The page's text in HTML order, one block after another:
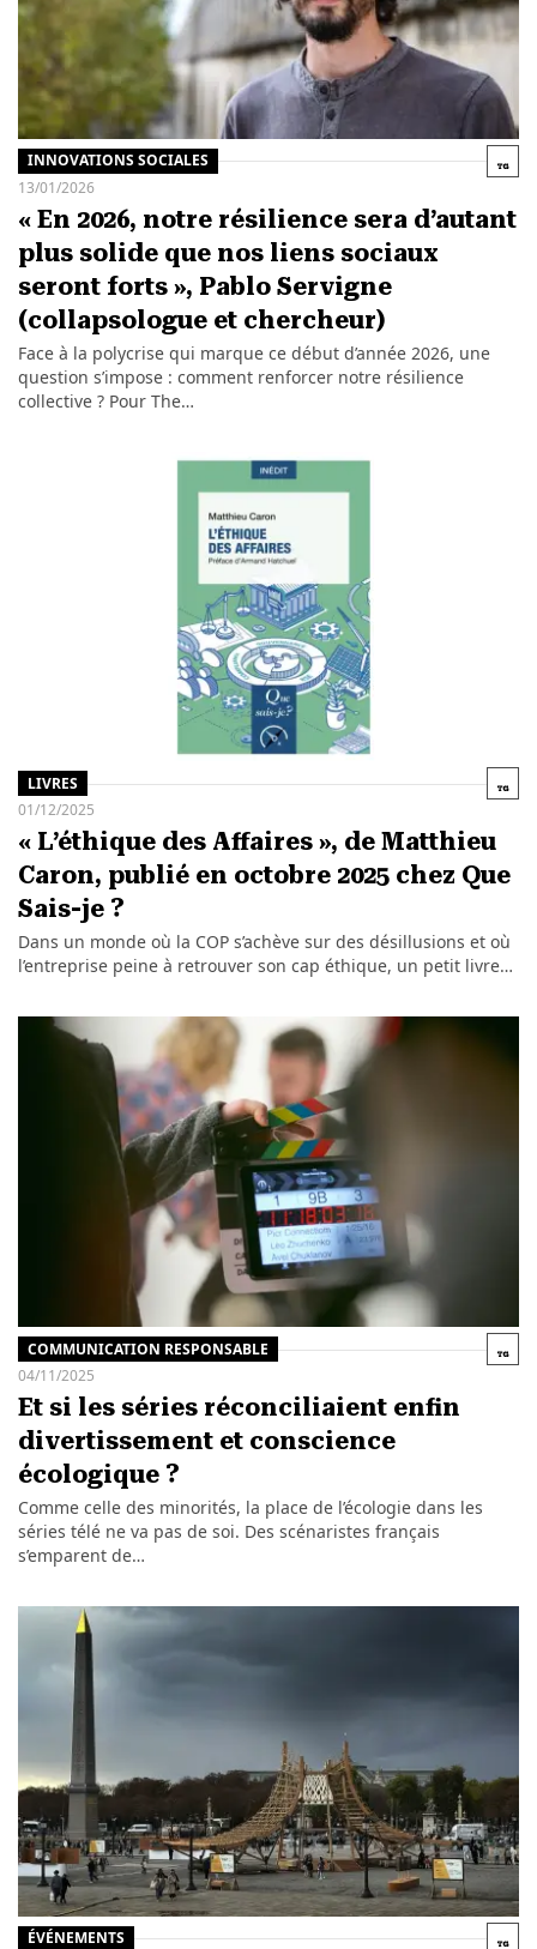
INNOVATIONS SOCIALES
13/01/2026
« En 2026, notre résilience sera d’autant
plus solide que nos liens sociaux
seront forts », Pablo Servigne
(collapsologue et chercheur)
Face à la polycrise qui marque ce début d’année 2026, une
question s’impose : comment renforcer notre résilience
collective ? Pour The…
LIVRES
01/12/2025
« L’éthique des Affaires », de Matthieu
Caron, publié en octobre 2025 chez Que
Sais-je ?
Dans un monde où la COP s’achève sur des désillusions et où
l’entreprise peine à retrouver son cap éthique, un petit livre…
COMMUNICATION RESPONSABLE
04/11/2025
Et si les séries réconciliaient enfin
divertissement et conscience
écologique ?
Comme celle des minorités, la place de l’écologie dans les
séries télé ne va pas de soi. Des scénaristes français
s’emparent de…
ÉVÉNEMENTS